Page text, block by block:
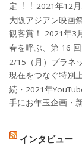
定︕︕ 2021年12
大阪アジアン映画
観客賞！
2021年3
春を呼ぶ、第 16
2/15（月）プラネ
現在をつなぐ特別
続・2021年
手にお年玉企画・
インタビュー